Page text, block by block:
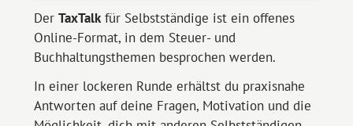
Der TaxTalkfür Selbstständige ist ein offenes
Online-Format, in dem Steuer- und
Buchhaltungsthemen besprochen werden.
In einer lockeren Runde erhältst du praxisnahe
Antworten auf deine Fragen, Motivation und die